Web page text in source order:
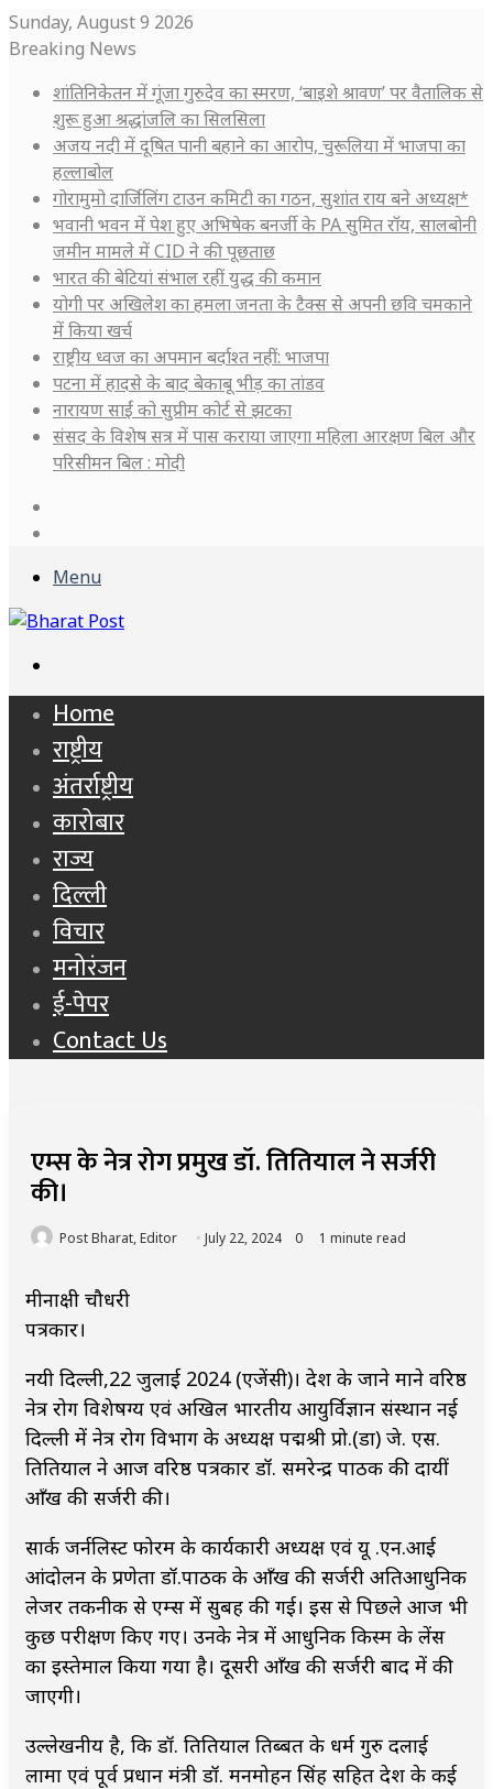
Sunday, August 9 2026
Breaking News
शांतिनिकेतन में गूंजा गुरुदेव का स्मरण, ‘बाइशे श्रावण’ पर वैतालिक से
शुरू हुआ श्रद्धांजलि का सिलसिला
अजय नदी में दूषित पानी बहाने का आरोप, चुरूलिया में भाजपा का
हल्लाबोल
गोरामुमो दार्जिलिंग टाउन कमिटी का गठन, सुशांत राय बने अध्यक्ष*
भवानी भवन में पेश हुए अभिषेक बनर्जी के PA सुमित रॉय, सालबोनी
जमीन मामले में CID ने की पूछताछ
भारत की बेटियां संभाल रहीं युद्ध की कमान
योगी पर अखिलेश का हमला जनता के टैक्स से अपनी छवि चमकाने
में किया खर्च
राष्ट्रीय ध्वज का अपमान बर्दाश्त नहीं: भाजपा
पटना में हादसे के बाद बेकाबू भीड़ का तांडव
नारायण साईं को सुप्रीम कोर्ट से झटका
संसद के विशेष सत्र में पास कराया जाएगा महिला आरक्षण बिल और
परिसीमन बिल : मोदी
Menu
for
Home
राष्ट्रीय
अंतर्राष्ट्रीय
कारोबार
राज्य
दिल्ली
विचार
मनोरंजन
ई-पेपर
Contact Us
एम्स के नेत्र रोग प्रमुख डॉ. तितियाल ने सर्जरी
की।
Post Bharat, Editor July 22, 2024 0 1 minute read
मीनाक्षी चौधरी
पत्रकार।
नयी दिल्ली,22 जुलाई 2024 (एजेंसी)। देश के जाने माने वरिष्ठ
नेत्र रोग विशेषग्य एवं अखिल भारतीय आयुर्विज्ञान संस्थान नई
दिल्ली में नेत्र रोग विभाग के अध्यक्ष पद्मश्री प्रो.(डा) जे. एस.
तितियाल ने आज वरिष्ठ पत्रकार डॉ. समरेन्द्र पाठक की दायीं
आँख की सर्जरी की।
सार्क जर्नलिस्ट फोरम के कार्यकारी अध्यक्ष एवं यू .एन.आई
आंदोलन के प्रणेता डॉ.पाठक के आँख की सर्जरी अतिआधुनिक
लेजर तकनीक से एम्स में सुबह की गई। इस से पिछले आज भी
कुछ परीक्षण किए गए। उनके नेत्र में आधुनिक किस्म के लेंस
का इस्तेमाल किया गया है। दूसरी आँख की सर्जरी बाद में की
जाएगी।
उल्लेखनीय है, कि डॉ. तितियाल तिब्बत के धर्म गुरु दलाई
लामा एवं पूर्व प्रधान मंत्री डॉ. मनमोहन सिंह सहित देश के कई